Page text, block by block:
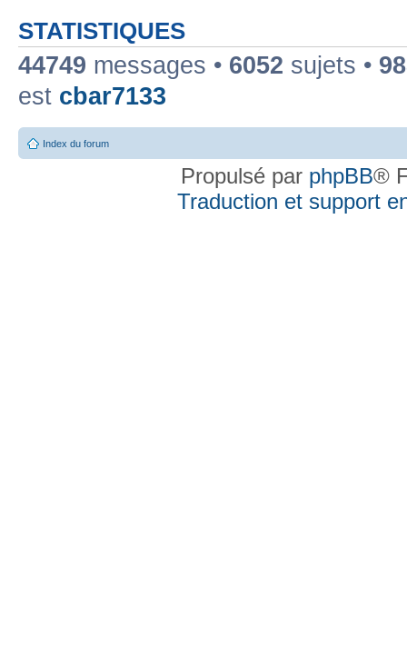
STATISTIQUES
44749 messages • 6052 sujets •
est cbar7133
Index du forum
Propulsé par phpBB®
Traduction et support